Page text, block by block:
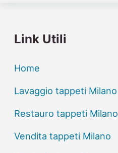
Link Utili
Home
Lavaggio tappeti Milano
Restauro tappeti Milano
Vendita tappeti Milano